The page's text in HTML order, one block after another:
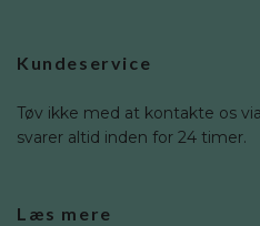
Kundeservice
Tøv ikke med at kontakte os
svarer altid inden for 24 timer.
Læs mere